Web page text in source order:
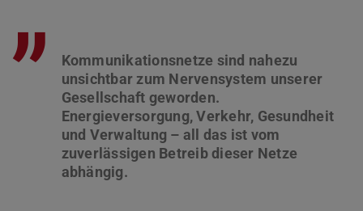
”
Kommunikationsnetze sind nahezu
unsichtbar zum Nervensystem unserer
Gesellschaft geworden.
Energieversorgung, Verkehr, Gesundheit
und Verwaltung – all das ist vom
zuverlässigen Betreib dieser Netze